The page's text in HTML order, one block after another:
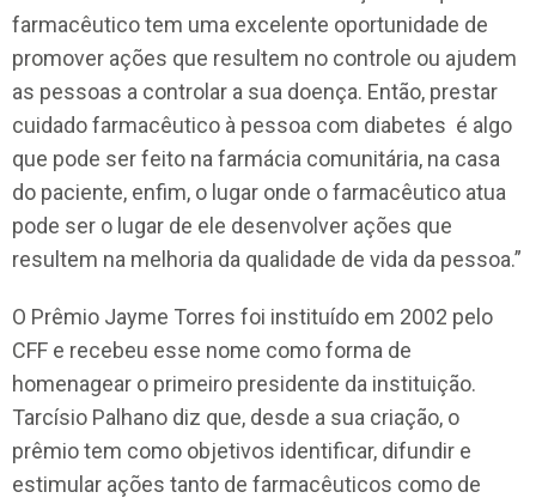
farmacêutico tem uma excelente oportunidade de
promover ações que resultem no controle ou ajudem
as pessoas a controlar a sua doença. Então, prestar
cuidado farmacêutico à pessoa com diabetes é algo
que pode ser feito na farmácia comunitária, na casa
do paciente, enfim, o lugar onde o farmacêutico atua
pode ser o lugar de ele desenvolver ações que
resultem na melhoria da qualidade de vida da pessoa.”
O Prêmio Jayme Torres foi instituído em 2002 pelo
CFF e recebeu esse nome como forma de
homenagear o primeiro presidente da instituição.
Tarcísio Palhano diz que, desde a sua criação, o
prêmio tem como objetivos identificar, difundir e
estimular ações tanto de farmacêuticos como de